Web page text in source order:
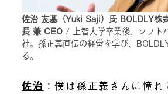
佐治 友基（Yuki Saji）氏 BOLDLY株
長 兼 CEO / 上智大学卒業後、ソフト
社。孫正義直伝の経営を学び、
る。
佐治 ：僕は孫正義さんに憧